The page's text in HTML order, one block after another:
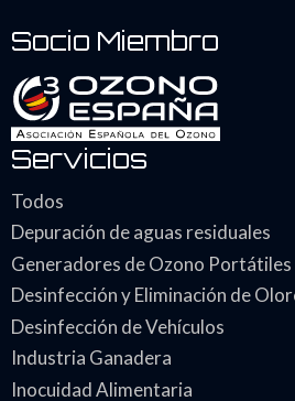
Socio Miembro
Servicios
Todos
Depuración de aguas residuales
Generadores de Ozono Portátiles
Desinfección y Eliminación de
Desinfección de Vehículos
Industria Ganadera
Inocuidad Alimentaria